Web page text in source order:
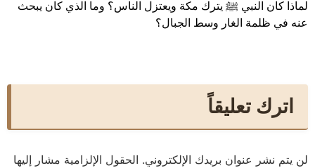
لماذا كان النبي ﷺ يترك مكة ويعتزل الناس؟ وما الذي كان يبحث
عنه في ظلمة الغار وسط الجبال؟
اترك تعليقاً
لن يتم نشر عنوان بريدك الإلكتروني. الحقول الإلزامية مشار إليها